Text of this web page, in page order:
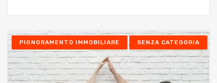
PIGNORAMENTO IMMOBILIARE SENZA CATEGORIA